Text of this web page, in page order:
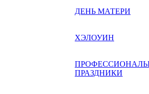
ДЕНЬ МАТЕРИ
ХЭЛОУИН
ПРАЗДНИКИ